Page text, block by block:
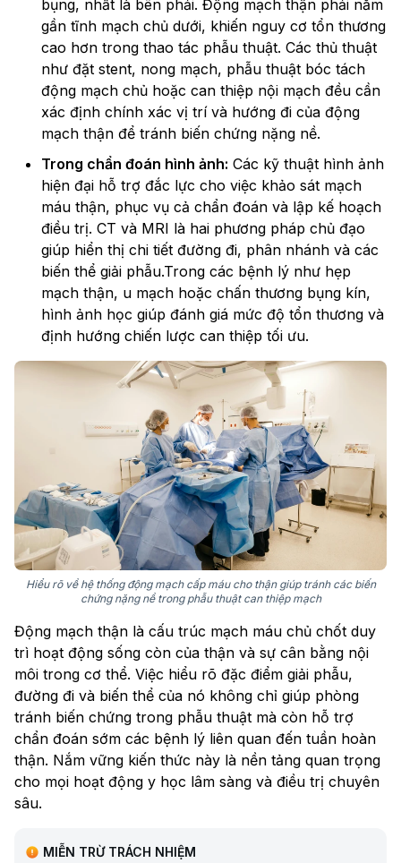
bụng, nhất là bên phải. Động mạch thận phải nằm
gần tĩnh mạch chủ dưới, khiến nguy cơ tổn thương
cao hơn trong thao tác phẫu thuật. Các thủ thuật
như đặt stent, nong mạch, phẫu thuật bóc tách
động mạch chủ hoặc can thiệp nội mạch đều cần
xác định chính xác vị trí và hướng đi của động
mạch thận để tránh biến chứng nặng nề.
Trong chẩn đoán hình ảnh: Các kỹ thuật hình ảnh
hiện đại hỗ trợ đắc lực cho việc khảo sát mạch
máu thận, phục vụ cả chẩn đoán và lập kế hoạch
điều trị. CT và MRI là hai phương pháp chủ đạo
giúp hiển thị chi tiết đường đi, phân nhánh và các
biến thể giải phẫu.Trong các bệnh lý như hẹp
mạch thận, u mạch hoặc chấn thương bụng kín,
hình ảnh học giúp đánh giá mức độ tổn thương và
định hướng chiến lược can thiệp tối ưu.
Hiểu rõ về hệ thống động mạch cấp máu cho thận giúp tránh các biến
chứng nặng nề trong phẫu thuật can thiệp mạch
Động mạch thận là cấu trúc mạch máu chủ chốt duy
trì hoạt động sống còn của thận và sự cân bằng nội
môi trong cơ thể. Việc hiểu rõ đặc điểm giải phẫu,
đường đi và biến thể của nó không chỉ giúp phòng
tránh biến chứng trong phẫu thuật mà còn hỗ trợ
chẩn đoán sớm các bệnh lý liên quan đến tuần hoàn
thận. Nắm vững kiến thức này là nền tảng quan trọng
cho mọi hoạt động y học lâm sàng và điều trị chuyên
sâu.
MIỄN TRỪ TRÁCH NHIỆM